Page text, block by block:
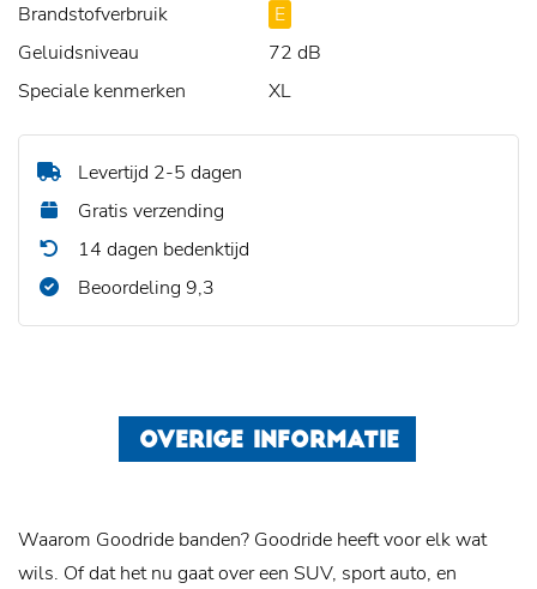
Brandstofverbruik
E
Geluidsniveau
72 dB
Speciale kenmerken
XL
Levertijd 2-5 dagen
Gratis verzending
14 dagen bedenktijd
Beoordeling 9,3
OVERIGE INFORMATIE
Waarom Goodride banden? Goodride heeft voor elk wat
wils. Of dat het nu gaat over een SUV, sport auto, en